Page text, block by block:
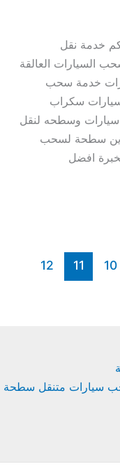
خدمة نقل
السيارات العالقة
خدمة سحب
سكراب
سيارات وسطحه لنقل
سطحة لسحب
افضل
10
11
12
كرين رفع وسحب سيارات متنقل سطحة